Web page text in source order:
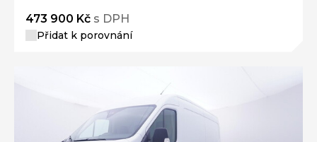
473 900 Kč s DPH
Přidat k porovnání